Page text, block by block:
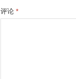
评论 *